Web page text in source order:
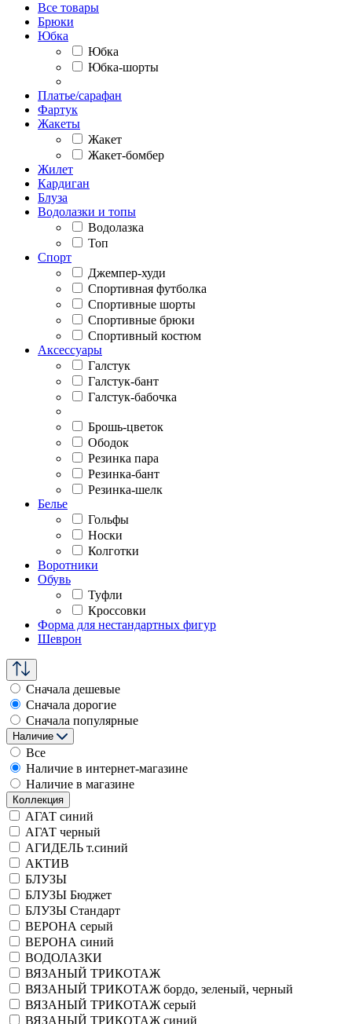
Все товары
Брюки
Юбка
Юбка
Юбка-шорты
Платье/сарафан
Фартук
Жакеты
Жакет
Жакет-бомбер
Жилет
Кардиган
Блуза
Водолазки и топы
Водолазка
Топ
Спорт
Джемпер-худи
Спортивная футболка
Спортивные шорты
Спортивные брюки
Спортивный костюм
Аксессуары
Галстук
Галстук-бант
Галстук-бабочка
Брошь-цветок
Ободок
Резинка пара
Резинка-бант
Резинка-шелк
Белье
Гольфы
Носки
Колготки
Воротники
Обувь
Туфли
Кроссовки
Форма для нестандартных фигур
Шеврон
Сначала дешевые
Сначала дорогие
Сначала популярные
Наличие
Все
Наличие в интернет-магазине
Наличие в магазине
Коллекция
АГАТ синий
АГАТ черный
АГИДЕЛЬ т.синий
АКТИВ
БЛУЗЫ
БЛУЗЫ Бюджет
БЛУЗЫ Стандарт
ВЕРОНА серый
ВЕРОНА синий
ВОДОЛАЗКИ
ВЯЗАНЫЙ ТРИКОТАЖ
ВЯЗАНЫЙ ТРИКОТАЖ бордо, зеленый, черный
ВЯЗАНЫЙ ТРИКОТАЖ серый
ВЯЗАНЫЙ ТРИКОТАЖ синий